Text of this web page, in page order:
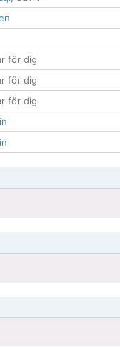
för dig
för dig
för dig